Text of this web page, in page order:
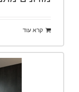
קרא עוד